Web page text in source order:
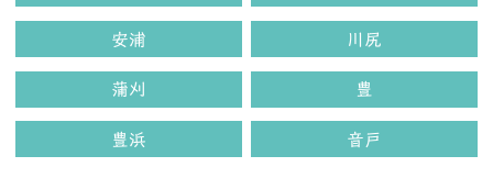
安浦 川尻
蒲刈 豊
豊浜 音戸